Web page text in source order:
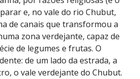
e, no vale do rio Chubut,
de canais que transformou a
zona verdejante, capaz de
de legumes e frutas. O
de um lado da estrada, a
o vale verdejante do Chubut.